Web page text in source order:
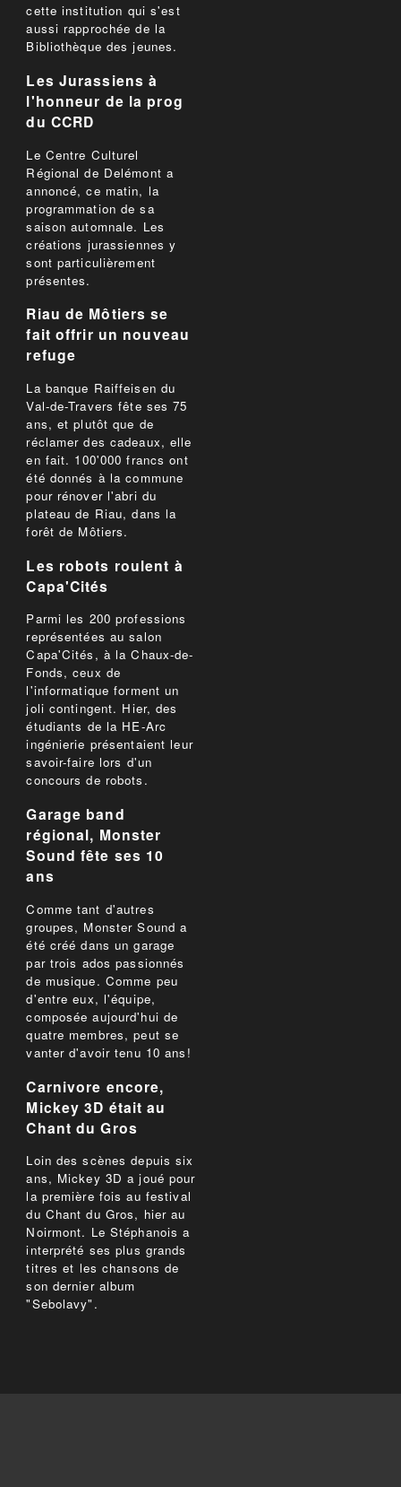
cette institution qui s'est
aussi rapprochée de la
Bibliothèque des jeunes.
Les Jurassiens à
l'honneur de la prog
du CCRD
Le Centre Culturel
Régional de Delémont a
annoncé, ce matin, la
programmation de sa
saison automnale. Les
créations jurassiennes y
sont particulièrement
présentes.
Riau de Môtiers se
fait offrir un nouveau
refuge
La banque Raiffeisen du
Val-de-Travers fête ses 75
ans, et plutôt que de
réclamer des cadeaux, elle
en fait. 100'000 francs ont
été donnés à la commune
pour rénover l'abri du
plateau de Riau, dans la
forêt de Môtiers.
Les robots roulent à
Capa'Cités
Parmi les 200 professions
représentées au salon
Capa'Cités, à la Chaux-de-
Fonds, ceux de
l'informatique forment un
joli contingent. Hier, des
étudiants de la HE-Arc
ingénierie présentaient leur
savoir-faire lors d'un
concours de robots.
Garage band
régional, Monster
Sound fête ses 10
ans
Comme tant d'autres
groupes, Monster Sound a
été créé dans un garage
par trois ados passionnés
de musique. Comme peu
d'entre eux, l'équipe,
composée aujourd'hui de
quatre membres, peut se
vanter d'avoir tenu 10 ans!
Carnivore encore,
Mickey 3D était au
Chant du Gros
Loin des scènes depuis six
ans, Mickey 3D a joué pour
la première fois au festival
du Chant du Gros, hier au
Noirmont. Le Stéphanois a
interprété ses plus grands
titres et les chansons de
son dernier album
"Sebolavy".